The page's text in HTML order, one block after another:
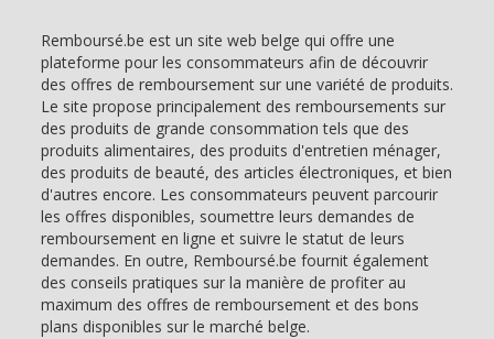
Remboursé.be est un site web belge qui offre une
plateforme pour les consommateurs afin de découvrir
des offres de remboursement sur une variété de produits.
Le site propose principalement des remboursements sur
des produits de grande consommation tels que des
produits alimentaires, des produits d'entretien ménager,
des produits de beauté, des articles électroniques, et bien
d'autres encore. Les consommateurs peuvent parcourir
les offres disponibles, soumettre leurs demandes de
remboursement en ligne et suivre le statut de leurs
demandes. En outre, Remboursé.be fournit également
des conseils pratiques sur la manière de profiter au
maximum des offres de remboursement et des bons
plans disponibles sur le marché belge.